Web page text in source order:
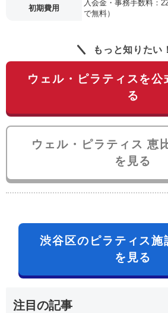
初期費用
入会金・事務手数料：
で無料）
もっと知りたい！
ウェル・ピラティスを公
る
ウェル・ピラティス 恵
を見る
渋谷区のピラティス施
を見る
注目の記事